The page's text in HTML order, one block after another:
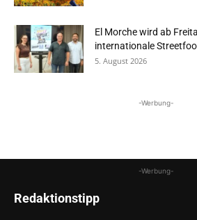
El Morche wird ab
internationale
5. August 2026
-Werbung-
-Werbung-
Redaktionstipp